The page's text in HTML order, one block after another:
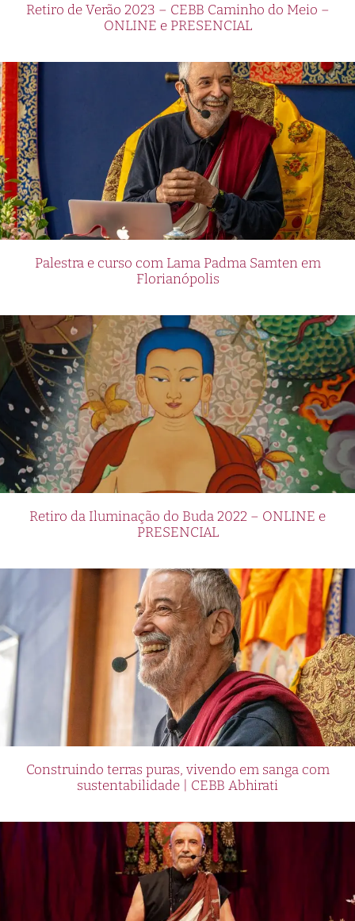
Retiro de Verão 2023 – CEBB Caminho do Meio –
ONLINE e PRESENCIAL
Palestra e curso com Lama Padma Samten em
Florianópolis
Retiro da Iluminação do Buda 2022 – ONLINE e
PRESENCIAL
Construindo terras puras, vivendo em sanga com
sustentabilidade | CEBB Abhirati